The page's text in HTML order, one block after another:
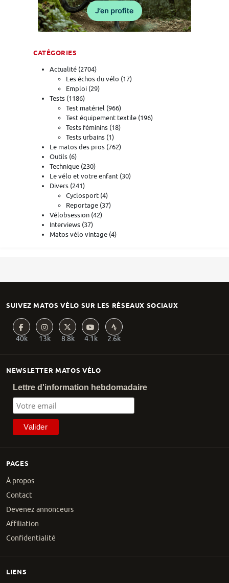
CATÉGORIES
Actualité (2704)
Les échos du vélo (17)
Emploi (29)
Tests (1186)
Test matériel (966)
Test équipement textile (196)
Tests féminins (18)
Tests urbains (1)
Le matos des pros (762)
Outils (6)
Technique (230)
Le vélo et votre enfant (30)
Divers (241)
Cyclosport (4)
Reportage (37)
Vélobsession (42)
Interviews (37)
Matos vélo vintage (4)
PAGES
À propos
Contact
Devenez annonceurs
Affiliation
Confidentialité
NEWSLETTER MATOS VÉLO
Lettre d'information hebdomadaire
SUIVEZ MATOS VÉLO SUR LES RÉSEAUX SOCIAUX
40k 13k 8.8k 4.1k 2.6k
LIENS